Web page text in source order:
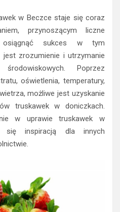
w Beczce staje się coraz
przynoszącym liczne
sukces w tym
jest zrozumienie i utrzymanie
Poprzez
oświetlenia, temperatury,
możliwe jest uzyskanie
truskawek w doniczkach.
w uprawie truskawek w
się inspiracją dla innych